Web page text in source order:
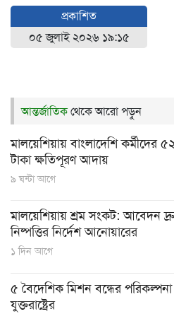
প্রকাশিত
০৫ জুলাই ২০২৬ ১৯:১৫
আন্তর্জাতিকথেকে আরো পড়ুন
মালয়েশিয়ায় বাংলাদেশি কর্মীদের
টাকা ক্ষতিপূরণ আদায়
৯ ঘন্টা আগে
মালয়েশিয়ায় শ্রম সংকট: আবেদন
নিষ্পত্তির নির্দেশ আনোয়ারের
১ দিন আগে
৫ বৈদেশিক মিশন বন্ধের পরিকল্পনা
যুক্তরাষ্ট্রের